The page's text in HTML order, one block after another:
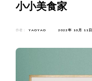
小小美食家
作者： YAOYAO 2022年 10月 11日